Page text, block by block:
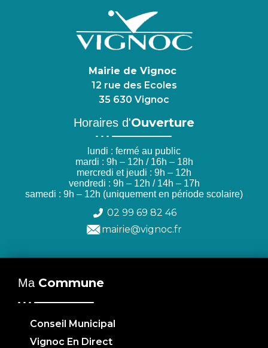
Mairie de Vignoc
12 rue des Ecoles
35 630 Vignoc
Horaires d'Ouverture
lundi : fermé au public
mardi : 9h – 12h / 16h – 18h
mercredi et jeudi : 9h – 12h
vendredi : 9h – 12h / 14h – 17h
samedi : 9h – 12h (uniquement en période scolaire)
02 99 69 82 46
mairie@vignoc.fr
Ma Commune
Conseil Municipal
Vignoc En Direct